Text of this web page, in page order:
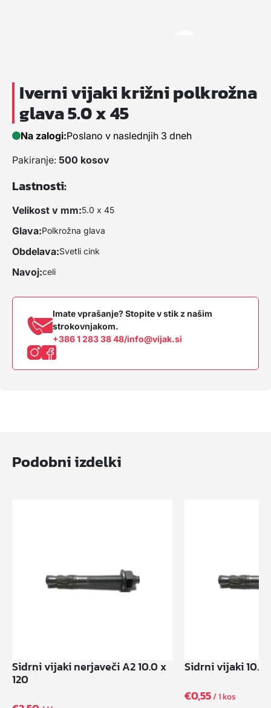
Iverni vijaki križni polkrožna
glava 5.0 x 45
Na zalogi:Poslano v naslednjih 3 dneh
Pakiranje: 500 kosov
Lastnosti:
Velikost v mm:5.0 x 45
Glava:Polkrožna glava
Obdelava:Svetli cink
Navoj:celi
Imate vprašanje? Stopite v stik z našim
strokovnjakom.
+386 1 283 38 48/info@vijak.si
Podobni izdelki
Sidrni vijaki nerjaveči A2 10.0 x
120
Sidrni vijaki 10.0
€0,55/ 1 kos